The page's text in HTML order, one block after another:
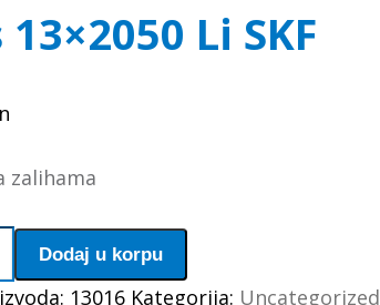
Li SKF
zalihama
Dodaj u korpu
13016 Kategorija: Uncategorized